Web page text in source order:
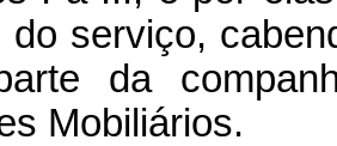
do serviço,
da
Mobiliários.